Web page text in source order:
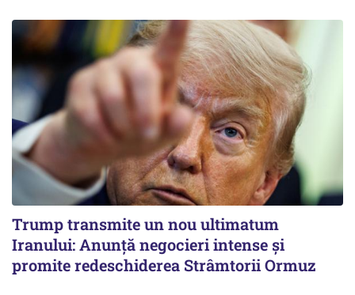
Trump transmite un nou ultimatum
Iranului: Anunță negocieri intense și
promite redeschiderea Strâmtorii Ormuz